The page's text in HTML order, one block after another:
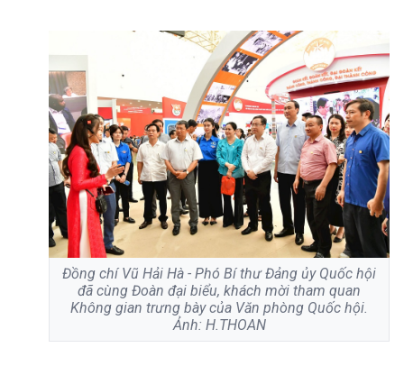
Đồng chí Vũ Hải Hà - Phó Bí thư Đảng ủy Quốc hội
đã cùng Đoàn đại biểu, khách mời tham quan
Không gian trưng bày của Văn phòng Quốc hội.
Ảnh: H.THOAN